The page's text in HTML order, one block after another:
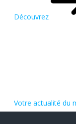
Découvrez
Votre actualité du